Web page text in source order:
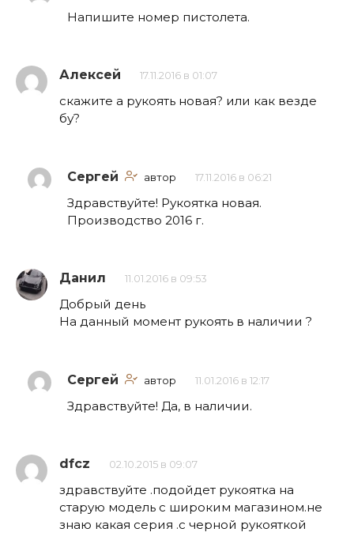
Напишите номер пистолета.
Алексей 17.11.2016 в 01:07
скажите а рукоять новая? или как везде
бу?
Сергей автор 17.11.2016 в 06:21
Здравствуйте! Рукоятка новая.
Производство 2016 г.
Данил 11.01.2016 в 09:53
Добрый день
На данный момент рукоять в наличии ?
Сергей автор 11.01.2016 в 12:17
Здравствуйте! Да, в наличии.
dfcz 02.10.2015 в 09:07
здравствуйте .подойдет рукоятка на
старую модель с широким магазином.не
знаю какая серия .с черной рукояткой